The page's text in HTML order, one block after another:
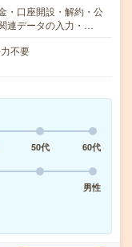
・口座開設・解約・公
連データの入力・…
不要
50代
60代
男性